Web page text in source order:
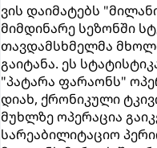
ვის დაიმატებს
მიმდინარე სეზონში
თავდამსხმელმა
გაიტანა. ეს
"პატარა ფარაონს"
დიახ, ქრონიკული
მუხლზე ოპერაცია
სარეაბილიტაციო